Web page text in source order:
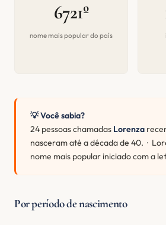
6721º
nome mais popular do país
💡 Você sabia?
24 pessoas chamadas Lorenza
nasceram até a década de 40. ·
nome mais popular iniciado com a
Por período de nascimento